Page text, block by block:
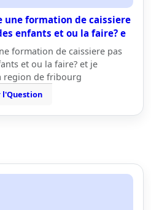
formation de caissiere
enfants et ou la faire? e
formation de caissiere pas
et ou la faire? et je
region de fribourg
l'Question